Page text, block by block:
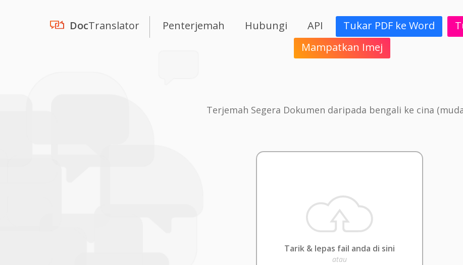
DocTranslator Penterjemah Hubungi API Tukar PDF ke Word
Mampatkan Imej
Terjemah Segera Dokumen daripada bengali ke cina
Tarik & lepas fail anda di sini
atau